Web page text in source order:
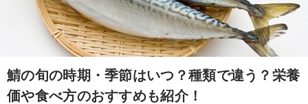
鯖の旬の時期・季節はいつ？種類で違う？栄養
価や食べ方のおすすめも紹介！